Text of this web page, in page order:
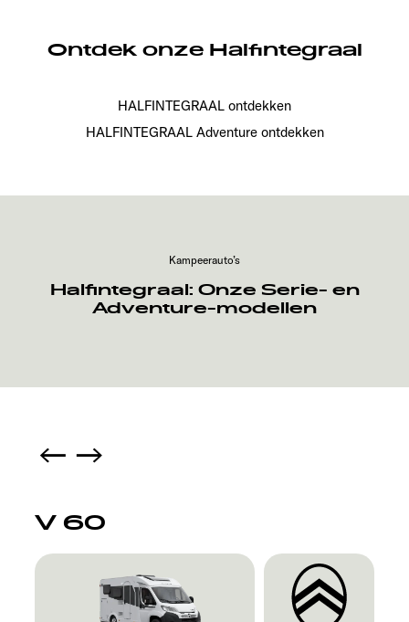
Ontdek onze Halfintegraal
HALFINTEGRAAL ontdekken
HALFINTEGRAAL Adventure ontdekken
Kampeerauto’s
Halfintegraal: Onze Serie- en
Adventure-modellen
V 60